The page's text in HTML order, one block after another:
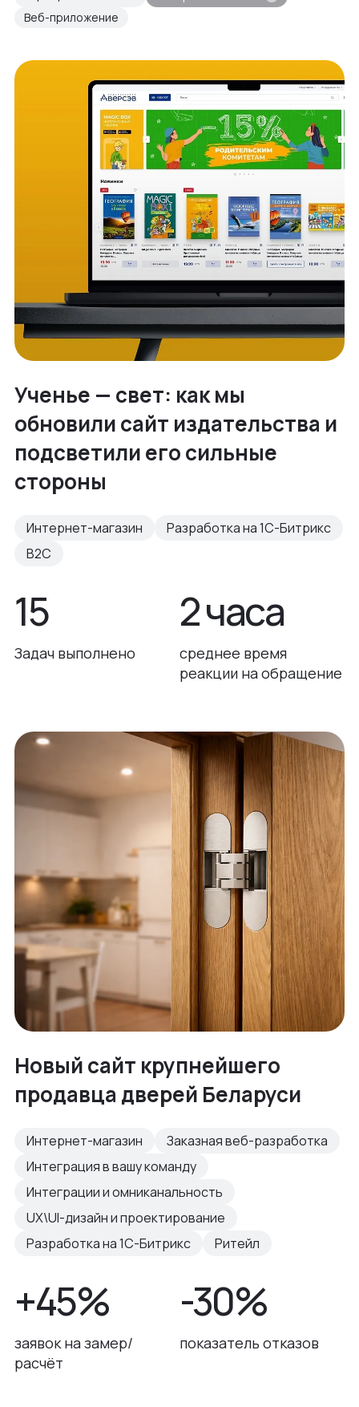
Веб-приложение
Ученье — свет: как мы
обновили сайт издательства и
подсветили его сильные
стороны
Интернет-магазин
Разработка на 1С-Битрикс
B2C
15
Задач выполнено
2 часа
среднее время
реакции на обращение
Новый сайт крупнейшего
продавца дверей Беларуси
Интернет-магазин
Заказная веб-разработка
Интеграция в вашу команду
Интеграции и омниканальность
UX\UI-дизайн и проектирование
Разработка на 1С-Битрикс
Ритейл
+45%
заявок на замер/
расчёт
-30%
показатель отказов